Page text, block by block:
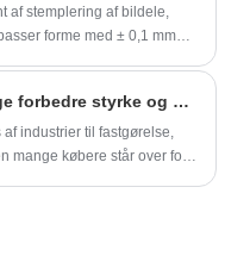
af stemplering af bildele,
forme med ± 0,1 mm
Hvordan kan metalpladekroge forbedre styrke og effektivitet i industrielle applikationer?
industrier til fastgørelse,
mange købere står over for